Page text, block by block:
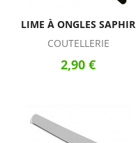
LIME À ONGLES SAPHIR
COUTELLERIE
2,90 €